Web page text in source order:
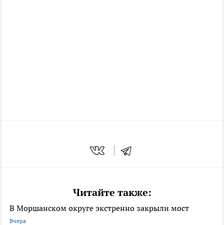
Читайте также:
В Моршанском округе экстренно закрыли мост
Вчера